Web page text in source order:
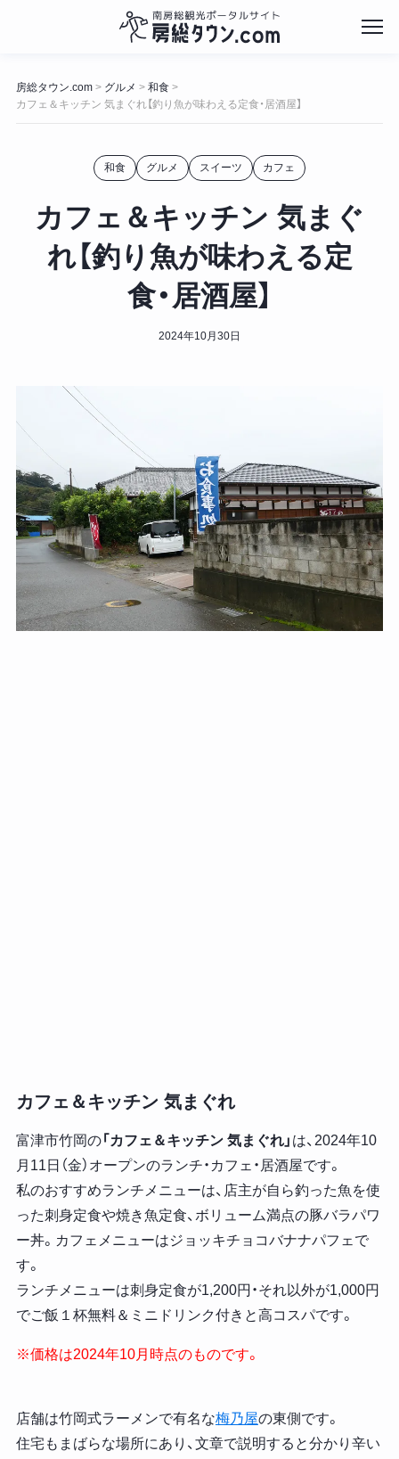
ン
テ
房総タウン.com> グルメ > 和食>
カフェ＆キッチン 気まぐれ【釣り魚が味わえる定食・居酒屋】
和食 グルメ スイーツ カフェ
カフェ＆キッチン 気まぐ
れ【釣り魚が味わえる定
食・居酒屋】
2024年10月30日
カフェ＆キッチン 気まぐれ
富津市竹岡の「カフェ＆キッチン 気まぐれ」 は、2024年10
月11日（金）オープンのランチ・カフェ・居酒屋です。
私のおすすめランチメニューは、店主が自ら釣った魚を使
った刺身定食や焼き魚定食、ボリューム満点の豚バラパワ
ー丼。カフェメニューはジョッキチョコバナナパフェで
す。
ランチメニューは刺身定食が1,200円・それ以外が1,000円
でご飯１杯無料＆ミニドリンク付きと高コスパです。
※価格は2024年10月時点のものです。
店舗は竹岡式ラーメンで有名な梅乃屋の東側です。
住宅もまばらな場所にあり、文章で説明すると分かり辛い